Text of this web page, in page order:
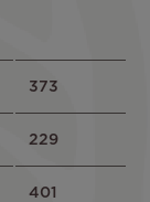
373
229
401